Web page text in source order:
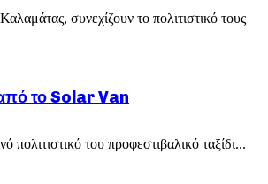
συνεχίζουν το πολιτιστικό τους
το Solar Van
του προφεστιβαλικό ταξίδι...